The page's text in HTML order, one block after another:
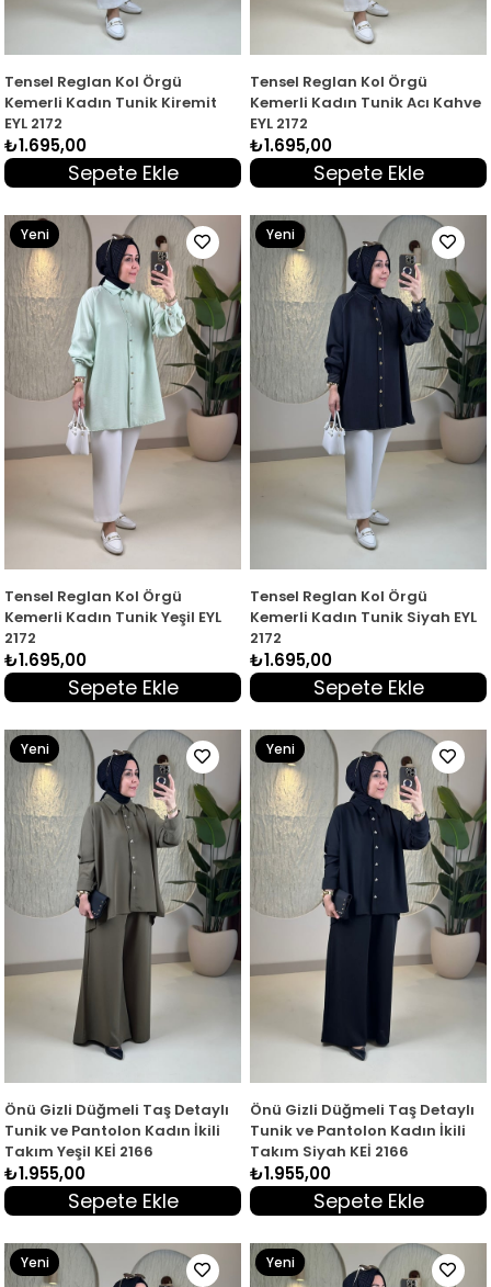
Tensel Reglan Kol Örgü
Kemerli Kadın Tunik Kiremit
EYL 2172
₺1.695,00
Sepete Ekle
Tensel Reglan Kol Örgü
Kemerli Kadın Tunik Acı Kahve
EYL 2172
₺1.695,00
Sepete Ekle
Tensel Reglan Kol Örgü
Kemerli Kadın Tunik Yeşil EYL
2172
₺1.695,00
Sepete Ekle
Yeni
Ürün
Tensel Reglan Kol Örgü
Kemerli Kadın Tunik Siyah EYL
2172
₺1.695,00
Sepete Ekle
Yeni
Ürün
Önü Gizli Düğmeli Taş Detaylı
Tunik ve Pantolon Kadın İkili
Takım Yeşil KEİ 2166
₺1.955,00
Sepete Ekle
Yeni
Ürün
Önü Gizli Düğmeli Taş Detaylı
Tunik ve Pantolon Kadın İkili
Takım Siyah KEİ 2166
₺1.955,00
Sepete Ekle
Yeni
Ürün
Yeni
Yeni